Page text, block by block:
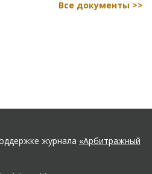
Все документы >>
журнала «Арбитражный